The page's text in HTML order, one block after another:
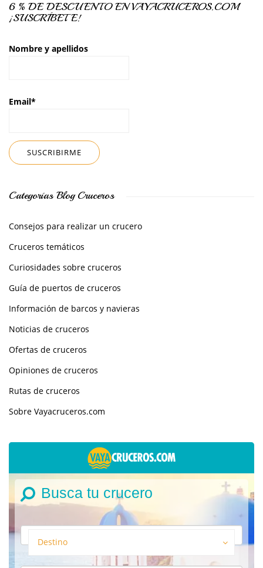
6 % DE DESCUENTO EN VAYACRUCEROS.COM
¡SUSCRÍBETE!
Nombre y apellidos
Email*
Categorías Blog Cruceros
Consejos para realizar un crucero
Cruceros temáticos
Curiosidades sobre cruceros
Guía de puertos de cruceros
Información de barcos y navieras
Noticias de cruceros
Ofertas de cruceros
Opiniones de cruceros
Rutas de cruceros
Sobre Vayacruceros.com
Busca tu crucero
Destino